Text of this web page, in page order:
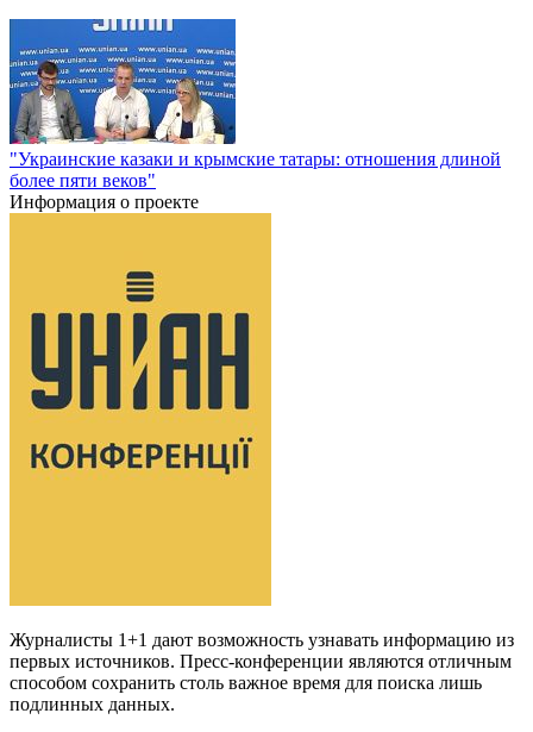
"Украинские казаки и крымские татары: отношения длиной
более пяти веков"
Информация о проекте
Журналисты 1+1 дают возможность узнавать информацию из
первых источников. Пресс-конференции являются отличным
способом сохранить столь важное время для поиска лишь
подлинных данных.